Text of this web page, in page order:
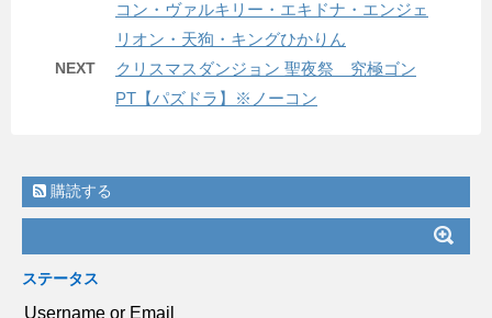
コン・ヴァルキリー・エキドナ・エンジェ
リオン・天狗・キングひかりん
NEXT
クリスマスダンジョン 聖夜祭 究極ゴン
PT【パズドラ】※ノーコン
購読する
ステータス
Username or Email